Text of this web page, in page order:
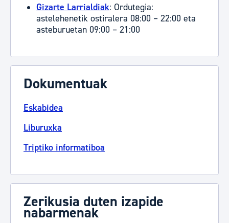
Gizarte Larrialdiak: Ordutegia:
astelehenetik ostiralera 08:00 – 22:00 eta
asteburuetan 09:00 – 21:00
Dokumentuak
Eskabidea
Liburuxka
Triptiko informatiboa
Zerikusia duten izapide
nabarmenak